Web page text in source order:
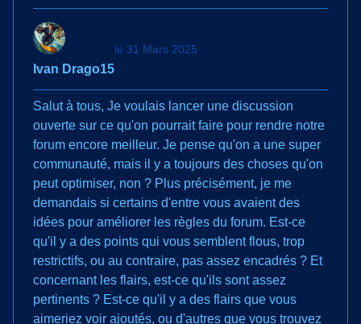
Ivan Drago15
le 31 Mars 2025
Salut à tous, Je voulais lancer une discussion
ouverte sur ce qu'on pourrait faire pour rendre notre
forum encore meilleur. Je pense qu'on a une super
communauté, mais il y a toujours des choses qu'on
peut optimiser, non ? Plus précisément, je me
demandais si certains d'entre vous avaient des
idées pour améliorer les règles du forum. Est-ce
qu'il y a des points qui vous semblent flous, trop
restrictifs, ou au contraire, pas assez encadrés ? Et
concernant les flairs, est-ce qu'ils sont assez
pertinents ? Est-ce qu'il y a des flairs que vous
aimeriez voir ajoutés, ou d'autres que vous trouvez